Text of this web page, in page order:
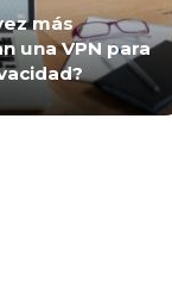
más
una VPN para